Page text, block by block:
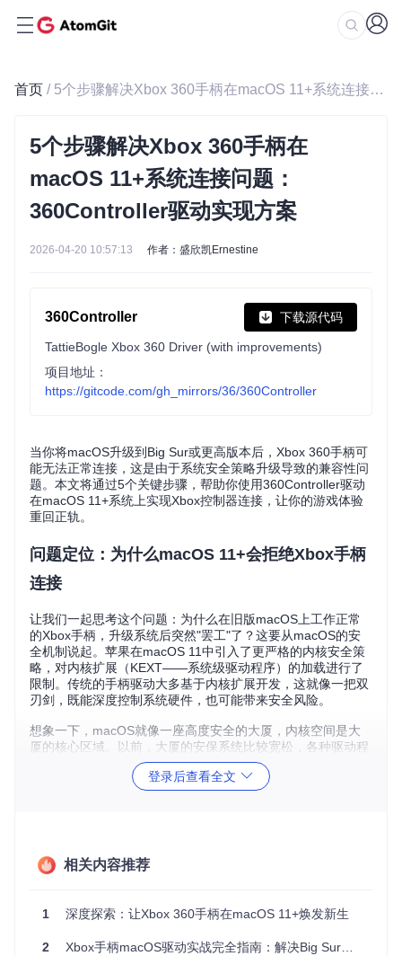
首页 / 5个步骤解决Xbox 360手柄在macOS 11+系统连接问题：360Controller驱动实现方案
5个步骤解决Xbox 360手柄在
macOS 11+系统连接问题：
360Controller驱动实现方案
2026-04-20 10:57:13 作者：盛欣凯Ernestine
360Controller 下载源代码
TattieBogle Xbox 360 Driver (with improvements)
项目地址：
https://gitcode.com/gh_mirrors/36/360Controller
当你将macOS升级到Big Sur或更高版本后，Xbox 360手柄可
能无法正常连接，这是由于系统安全策略升级导致的兼容性问
题。本文将通过5个关键步骤，帮助你使用360Controller驱动
在macOS 11+系统上实现Xbox控制器连接，让你的游戏体验
重回正轨。
问题定位：为什么macOS 11+会拒绝Xbox手柄
连接
让我们一起思考这个问题：为什么在旧版macOS上工作正常
的Xbox手柄，升级系统后突然"罢工"了？这要从macOS的安
全机制说起。苹果在macOS 11中引入了更严格的内核安全策
略，对内核扩展（KEXT——系统级驱动程序）的加载进行了
限制。传统的手柄驱动大多基于内核扩展开发，这就像一把双
刃剑，既能深度控制系统硬件，也可能带来安全风险。
想象一下，macOS就像一座高度安全的大厦，内核空间是大
厦的核心区域。以前，大厦的安保系统比较宽松，各种驱动程
序（包括手柄驱动）都能自由进入核心区域工作。但现在，大
厦管理方（苹果）收紧了安保措施，没有特殊通行证的驱动程
序将被拒之门外。360Controller项目通过架构重构，将核心功
核心方案：360Controller的用户空间驱动架构
360Controller采用了全新的用户空间驱动架构，这就像是在m
登录后查看全文
相关内容推荐
1 深度探索：让Xbox 360手柄在macOS 11+焕发新生
2 Xbox手柄macOS驱动实战完全指南：解决Big Sur及以上系统连接难题